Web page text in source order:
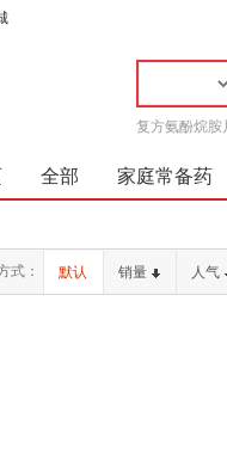
复方氨酚烷胺
全部 家庭常备药
式： 默认 销量 人气